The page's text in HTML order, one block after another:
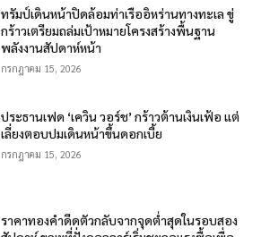
ทรัมป์เดินหน้าปิดล้อมท่าเรืออิหร่านทางทะเล ขู่
กร้าวเตรียมถล่มเป้าหมายโครงสร้างพื้นฐาน
พลังงานสัปดาห์หน้า
กรกฎาคม 15, 2026
ประธานเฟด ‘เควิน วอร์ช’ กร้าวต้านเงินเฟ้อ แต่
เลี่ยงตอบปมเดินหน้าขึ้นดอกเบี้ย
กรกฎาคม 15, 2026
ราคาทองคำดีดตัวกลับจากจุดต่ำสุดในรอบสอง